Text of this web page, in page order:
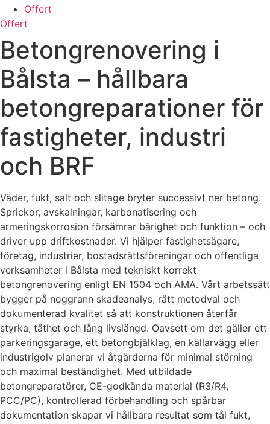
Offert
Offert
Betongrenovering i
Bålsta – hållbara
betongreparationer för
fastigheter, industri
och BRF
Väder, fukt, salt och slitage bryter successivt ner betong.
Sprickor, avskalningar, karbonatisering och
armeringskorrosion försämrar bärighet och funktion – och
driver upp driftkostnader. Vi hjälper fastighetsägare,
företag, industrier, bostadsrättsföreningar och offentliga
verksamheter i Bålsta med tekniskt korrekt
betongrenovering enligt EN 1504 och AMA. Vårt arbetssätt
bygger på noggrann skadeanalys, rätt metodval och
dokumenterad kvalitet så att konstruktionen återfår
styrka, täthet och lång livslängd. Oavsett om det gäller ett
parkeringsgarage, ett betongbjälklag, en källarvägg eller
industrigolv planerar vi åtgärderna för minimal störning
och maximal beständighet. Med utbildade
betongreparatörer, CE-godkända material (R3/R4,
PCC/PC), kontrollerad förbehandling och spårbar
dokumentation skapar vi hållbara resultat som tål fukt,